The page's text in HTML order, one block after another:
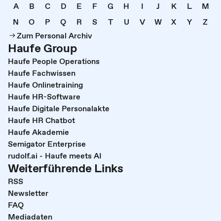
A B C D E F G H I J K L
M
N
O P Q R S T U V W X Y
Z
Zum Personal Archiv
Haufe Group
Haufe People Operations
Haufe Fachwissen
Haufe Onlinetraining
Haufe HR-Software
Haufe Digitale Personalakte
Haufe HR Chatbot
Haufe Akademie
Semigator Enterprise
rudolf.ai - Haufe meets AI
Weiterführende Links
RSS
Newsletter
FAQ
Mediadaten